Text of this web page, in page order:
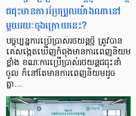
ជជុះមានការប្រែប្រួលយ៉ាងណានៅ
មួយរយៈចុងក្រោយនេះ?
បច្ចុប្បន្នការប្រើប្រាស់រថយន្តថ្មី ត្រូវបាន
គេសង្កេតឃើញកំពុងមានការពេញនិយម
ខ្លាំង ខណៈការប្រើប្រាស់រថយន្តជជុះនាំ
ចូល ក៏នៅតែមានការពេញនិយមដូច
គ្នា…